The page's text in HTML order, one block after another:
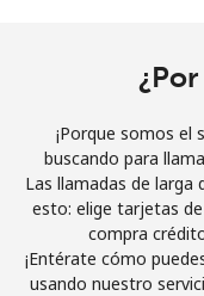
Términos y
¡Porque somos el
buscando para
Las llamadas de larga
esto: elige tarjetas
compra
¡Entérate cómo
usando nuestro